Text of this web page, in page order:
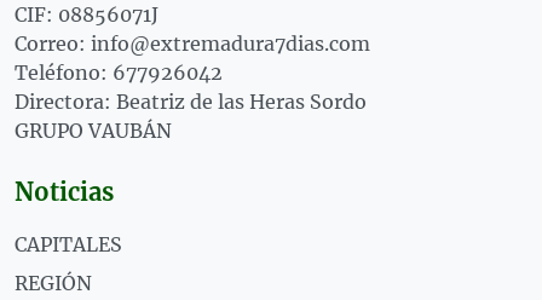
CIF: 08856071J
Correo: info@extremadura7dias.com
Teléfono: 677926042
Directora: Beatriz de las Heras Sordo
GRUPO VAUBÁN
Noticias
CAPITALES
REGIÓN